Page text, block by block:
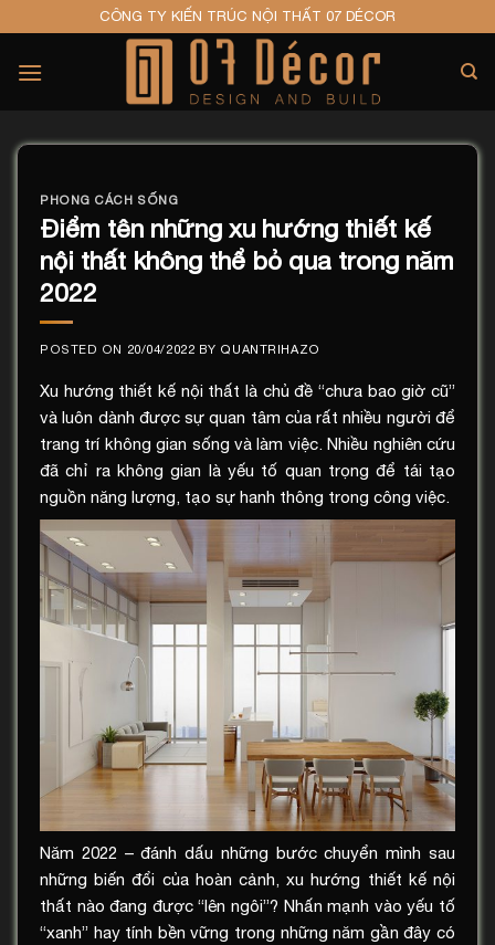
to
content
CÔNG TY KIẾN TRÚC NỘI THẤT 07 DÉCOR
PHONG CÁCH SỐNG
Điểm tên những xu hướng thiết kế
nội thất không thể bỏ qua trong năm
2022
POSTED ON 20/04/2022 BY QUANTRIHAZO
Xu hướng thiết kế nội thất là chủ đề “chưa bao giờ cũ”
và luôn dành được sự quan tâm của rất nhiều người để
trang trí không gian sống và làm việc. Nhiều nghiên cứu
đã chỉ ra không gian là yếu tố quan trọng để tái tạo
nguồn năng lượng, tạo sự hanh thông trong công việc.
Năm 2022 – đánh dấu những bước chuyển mình sau
những biến đổi của hoàn cảnh, xu hướng thiết kế nội
thất nào đang được “lên ngôi”? Nhấn mạnh vào yếu tố
“xanh” hay tính bền vững trong những năm gần đây có